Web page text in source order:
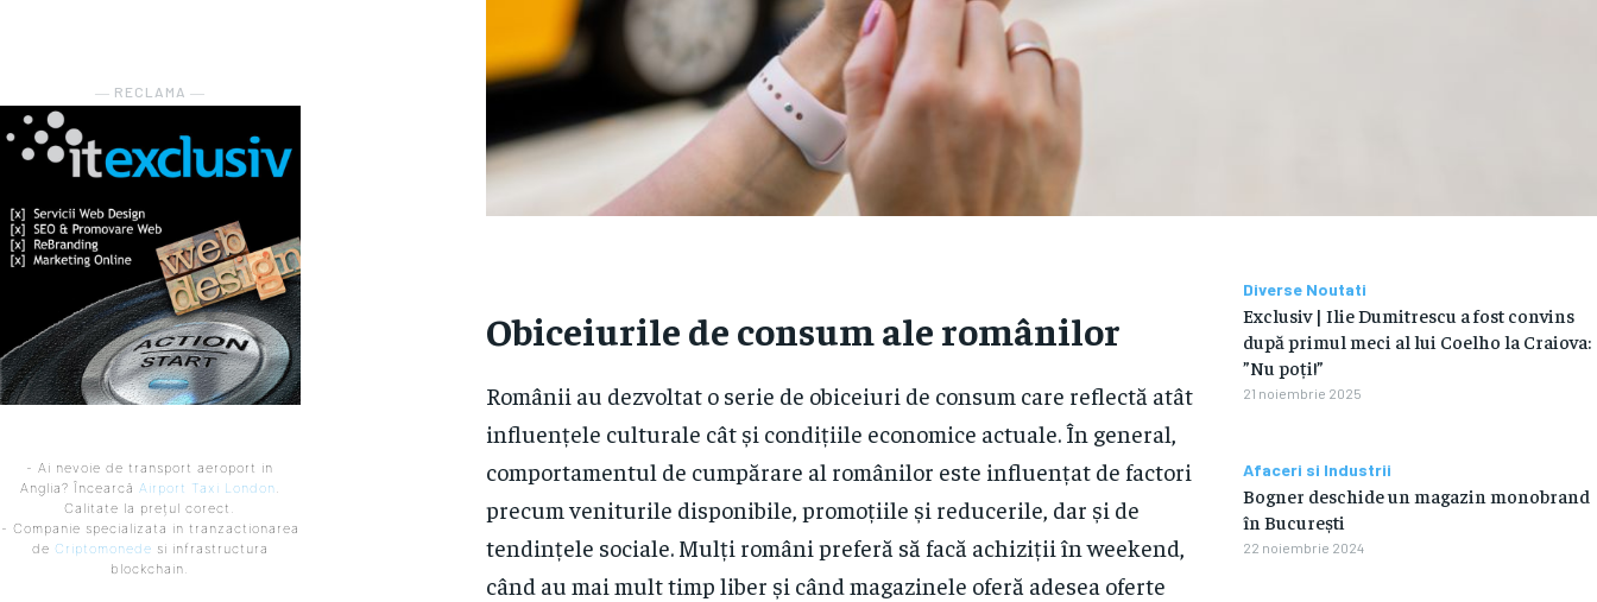
― RECLAMA ―
- Ai nevoie de transport aeroport in
Anglia? Încearcă Airport Taxi London.
Calitate la prețul corect.
- Companie specializata in tranzactionarea
de Criptomonede si infrastructura
blockchain.
Obiceiurile de consum ale românilor
Românii au dezvoltat o serie de obiceiuri de consum care reflectă atât
influențele culturale cât și condițiile economice actuale. În general,
comportamentul de cumpărare al românilor este influențat de factori
precum veniturile disponibile, promoțiile și reducerile, dar și de
tendințele sociale. Mulți români preferă să facă achiziții în weekend,
când au mai mult timp liber și când magazinele oferă adesea oferte
Diverse Noutati
Exclusiv | Ilie Dumitrescu a fost convins
după primul meci al lui Coelho la Craiova:
”Nu poți!”
21 noiembrie 2025
Afaceri si Industrii
Bogner deschide un magazin monobrand
în București
22 noiembrie 2024